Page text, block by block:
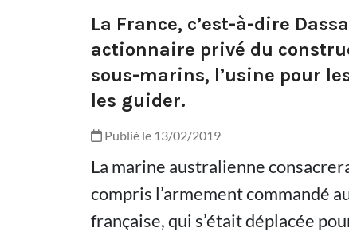
La France, c’est-à-dire
actionnaire privé du
sous-marins, l’usine pour
les guider.
Publié le 13/02/2019
La marine australienne
compris l’armement commandé
française, qui s’était déplacée